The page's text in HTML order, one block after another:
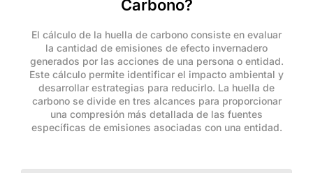
Carbono?
El cálculo de la huella de carbono consiste en evaluar
la cantidad de emisiones de efecto invernadero
generados por las acciones de una persona o entidad.
Este cálculo permite identificar el impacto ambiental y
desarrollar estrategias para reducirlo. La huella de
carbono se divide en tres alcances para proporcionar
una compresión más detallada de las fuentes
específicas de emisiones asociadas con una entidad.